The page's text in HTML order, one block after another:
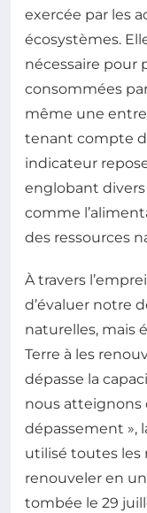
exercée par les
écosystèmes.
nécessaire pour
consommées
même une
tenant compte
indicateur
englobant
comme
des ressources
À travers
d’évaluer notre
naturelles, mais
Terre à les
dépasse la
nous atteignons
dépassement »,
utilisé toutes les
renouveler en
tombée le 29